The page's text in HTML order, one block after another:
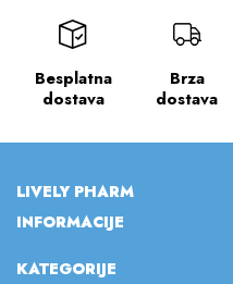
Besplatna
dostava
Brza
dostava
LIVELY PHARM
INFORMACIJE
KATEGORIJE